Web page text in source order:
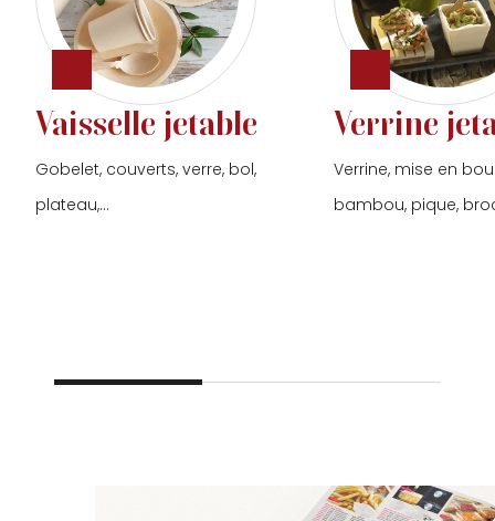
Vaisselle jetable
Gobelet, couverts, verre, bol,
plateau,...
Verrine
Verrine, mise en
bambou, pique,